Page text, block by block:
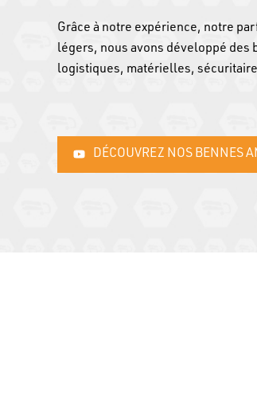
Grâce à notre expérience, notre
légers, nous avons développé des
logistiques, matérielles,
DÉCOUVREZ NOS BENNES